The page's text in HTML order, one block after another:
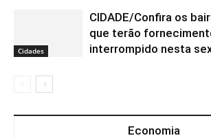
Cidades
CIDADE/Confira os
que terão
interrompido nesta
Economia